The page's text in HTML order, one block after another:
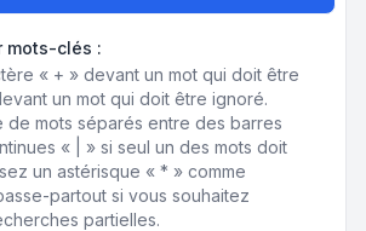
mots-clés :
« + » devant un mot qui doit être
un mot qui doit être ignoré.
de mots séparés entre des barres
« | » si seul un des mots doit
un astérisque « * » comme
partout si vous souhaitez
partielles.